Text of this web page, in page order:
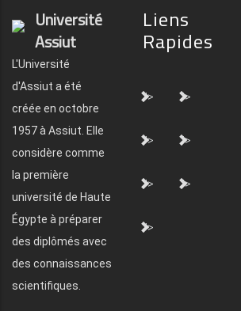
Université
Assiut
L'Université
d'Assiut a été
créée en octobre
1957 à Assiut. Elle
considère comme
la première
université de Haute
Égypte à préparer
des diplômés avec
des connaissances
scientifiques.
Liens
Rapides
"> ">
"> ">
"> ">
">